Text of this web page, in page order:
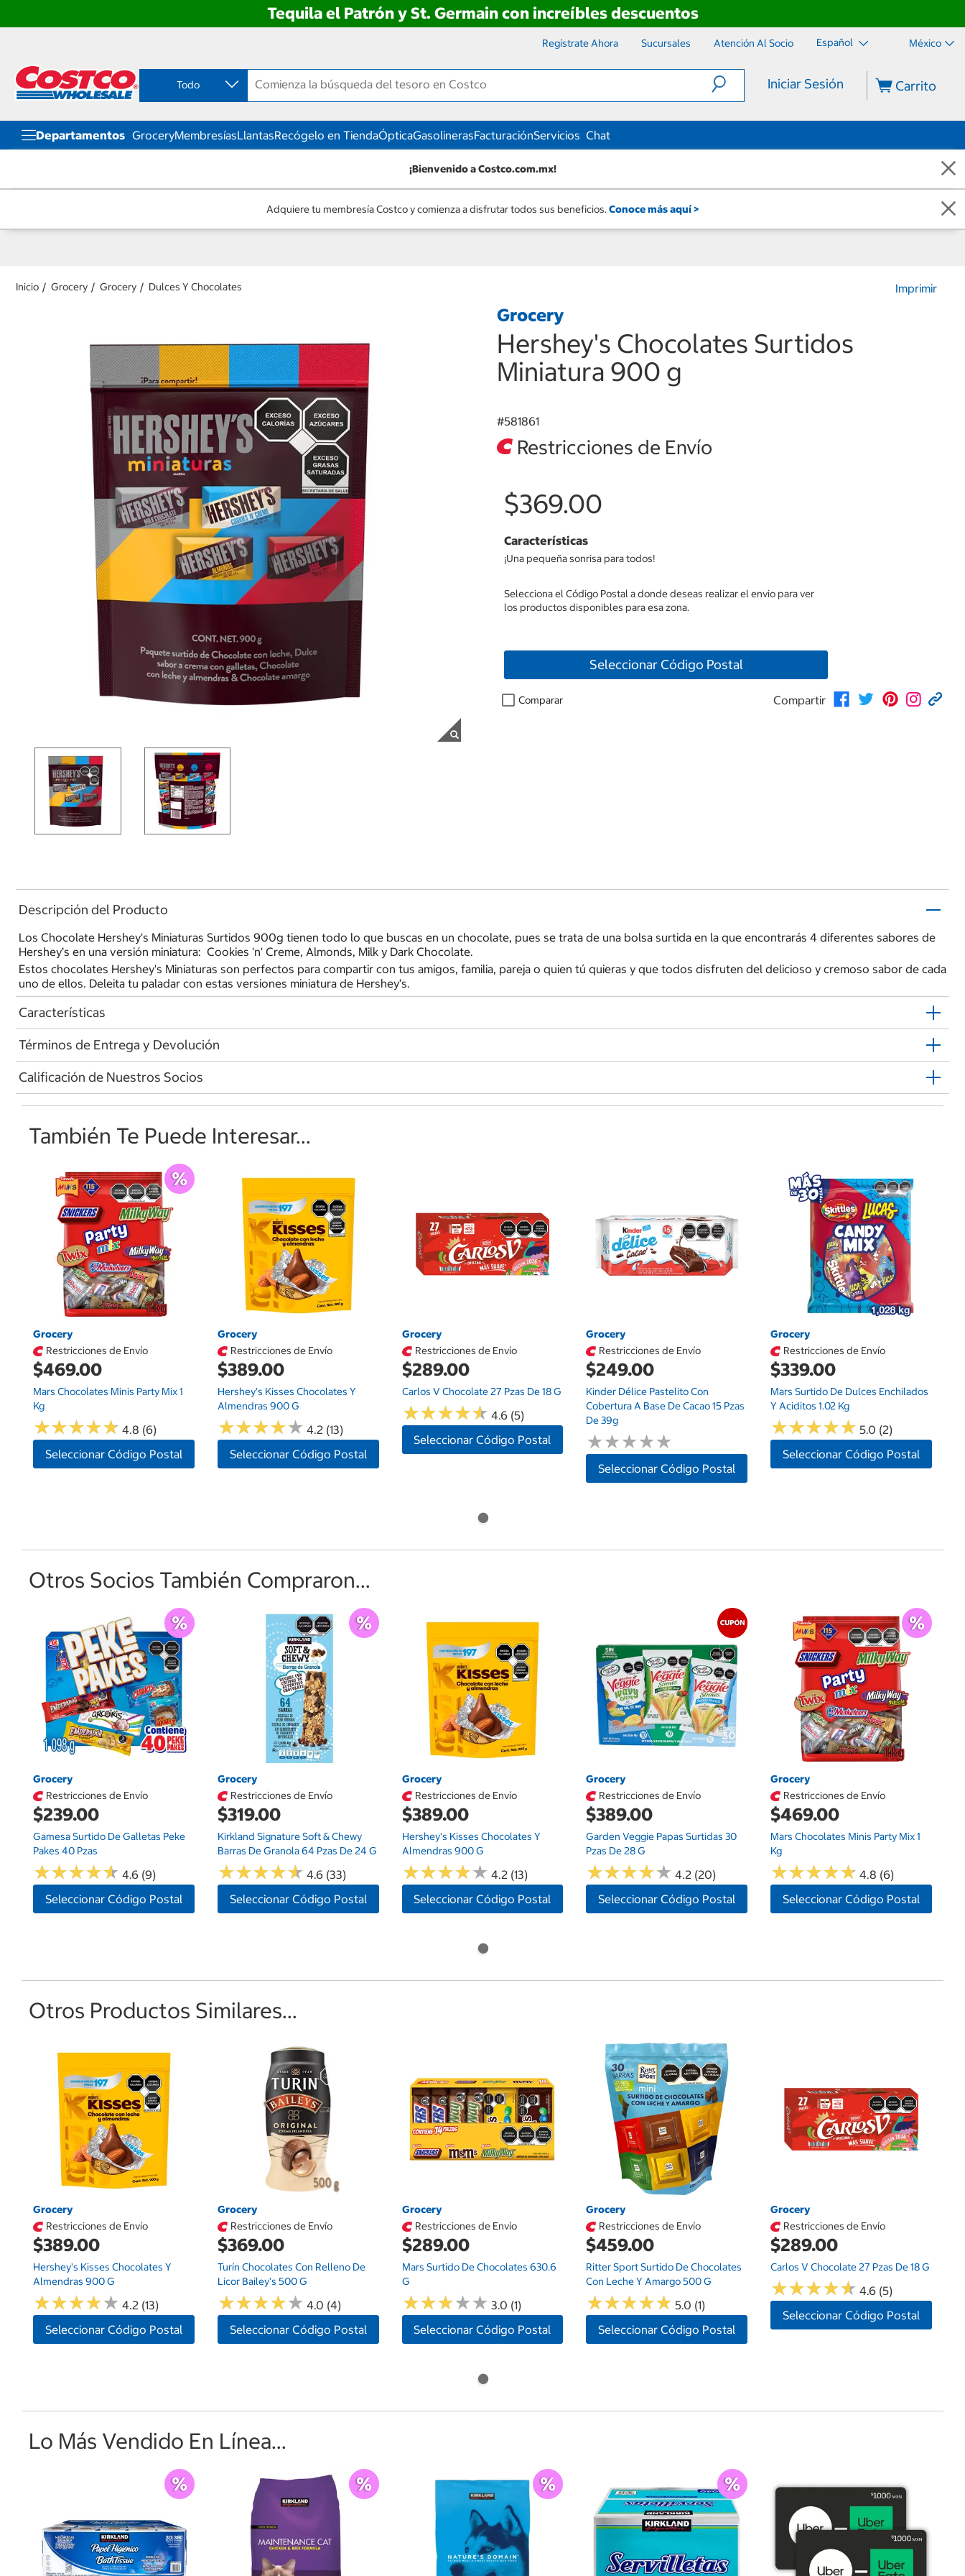
Tequila el Patrón y St. Germain con increíbles descuentos
contenido
menú
navegación
Regístrate Ahora Sucursales Atención Al Socio Español México
Todo Iniciar Sesión Carrito
Departamentos GroceryMembresíasLlantasRecógelo en TiendaÓpticaGasolinerasFacturaciónServicios Chat
¡Bienvenido a Costco.com.mx!
Adquiere tu membresía Costco y comienza a disfrutar todos sus beneficios. Conoce más aquí >
Inicio Grocery Grocery Dulces Y Chocolates Imprimir
Grocery
Hershey's Chocolates Surtidos
Miniatura 900 g
#581861
Restricciones de Envío
$369.00
Características
¡Una pequeña sonrisa para todos!
Selecciona el Código Postal a donde deseas realizar el envio para ver
los productos disponibles para esa zona.
Seleccionar Código Postal
Comparar Compartir
Descripción del Producto
Los Chocolate Hershey's Miniaturas Surtidos 900g tienen todo lo que buscas en un chocolate, pues se trata de una bolsa surtida en la que encontrarás 4 diferentes sabores de
Hershey’s en una versión miniatura: Cookies 'n' Creme, Almonds, Milk y Dark Chocolate.
Estos chocolates Hershey's Miniaturas son perfectos para compartir con tus amigos, familia, pareja o quien tú quieras y que todos disfruten del delicioso y cremoso sabor de cada
uno de ellos. Deleita tu paladar con estas versiones miniatura de Hershey’s.
Características
Términos de Entrega y Devolución
Calificación de Nuestros Socios
También Te Puede Interesar...
Grocery
Restricciones de Envío
$469.00
Mars Chocolates Minis Party Mix 1
Kg
★★★★★
★★★★★ 4.8 (6)
Seleccionar Código Postal
Grocery
Restricciones de Envío
$389.00
Hershey's Kisses Chocolates Y
Almendras 900 G
★★★★★
★★★★★ 4.2 (13)
Seleccionar Código Postal
Grocery
Restricciones de Envío
$289.00
Carlos V Chocolate 27 Pzas De 18 G
★★★★★
★★★★★ 4.6 (5)
Seleccionar Código Postal
Grocery
Restricciones de Envío
$249.00
Kinder Délice Pastelito Con
Cobertura A Base De Cacao 15 Pzas
De 39g
★★★★★
★★★★★
Seleccionar Código Postal
Grocery
Restricciones de Envío
$339.00
Mars Surtido De Dulces Enchilados
Y Aciditos 1.02 Kg
★★★★★
★★★★★ 5.0 (2)
Seleccionar Código Postal
Otros Socios También Compraron...
Grocery
Restricciones de Envío
$239.00
Gamesa Surtido De Galletas Peke
Pakes 40 Pzas
★★★★★
★★★★★ 4.6 (9)
Seleccionar Código Postal
Grocery
Restricciones de Envío
$319.00
Kirkland Signature Soft & Chewy
Barras De Granola 64 Pzas De 24 G
★★★★★
★★★★★ 4.6 (33)
Seleccionar Código Postal
Grocery
Restricciones de Envío
$389.00
Hershey's Kisses Chocolates Y
Almendras 900 G
★★★★★
★★★★★ 4.2 (13)
Seleccionar Código Postal
Grocery
Restricciones de Envío
$389.00
Garden Veggie Papas Surtidas 30
Pzas De 28 G
★★★★★
★★★★★ 4.2 (20)
Seleccionar Código Postal
Grocery
Restricciones de Envío
$469.00
Mars Chocolates Minis Party Mix 1
Kg
★★★★★
★★★★★ 4.8 (6)
Seleccionar Código Postal
Otros Productos Similares...
Grocery
Restricciones de Envío
$389.00
Hershey's Kisses Chocolates Y
Almendras 900 G
★★★★★
★★★★★ 4.2 (13)
Seleccionar Código Postal
Grocery
Restricciones de Envío
$369.00
Turín Chocolates Con Relleno De
Licor Bailey's 500 G
★★★★★
★★★★★ 4.0 (4)
Seleccionar Código Postal
Grocery
Restricciones de Envío
$289.00
Mars Surtido De Chocolates 630.6
G
★★★★★
★★★★★ 3.0 (1)
Seleccionar Código Postal
Grocery
Restricciones de Envío
$459.00
Ritter Sport Surtido De Chocolates
Con Leche Y Amargo 500 G
★★★★★
★★★★★ 5.0 (1)
Seleccionar Código Postal
Grocery
Restricciones de Envío
$289.00
Carlos V Chocolate 27 Pzas De 18 G
★★★★★
★★★★★ 4.6 (5)
Seleccionar Código Postal
Lo Más Vendido En Línea...